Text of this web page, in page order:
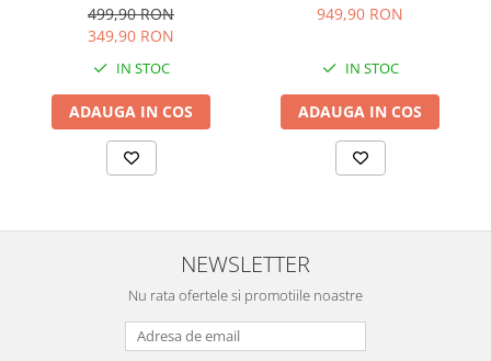
2 zone de gatit, 9 trepte de
putere, Touch control,
499,90 RON
349,90 RON
IN STOC
ADAUGA IN COS
Slider Touch Control,
949,90 RON
IN STOC
ADAUGA IN COS
NEWSLETTER
Nu rata ofertele si promotiile noastre